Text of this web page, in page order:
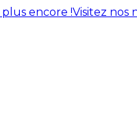
encore !Visitez nos